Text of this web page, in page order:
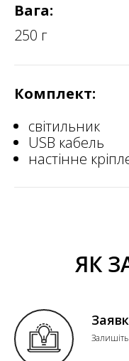
Вага:
250 г
Комплект:
світильник
USB кабель
настінне
ЯК